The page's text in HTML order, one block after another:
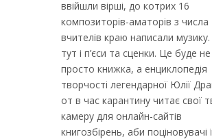
ввійшли вірші, до котрих 16
композиторів-аматорів з числа
вчителів краю написали музику.
тут і п’єси та сценки. Це буде не
просто книжка, а енциклопедія
творчості легендарної Юлії
от в час карантину читає свої
камеру для онлайн-сайтів
книгозбірень, аби поціновувачі